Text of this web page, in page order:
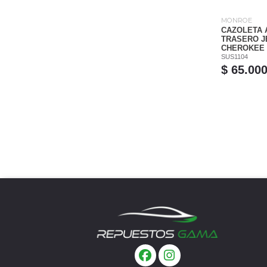
MONROE
CAZOLETA
TRASERO
CHEROKEE
SUS1104
$ 65.000